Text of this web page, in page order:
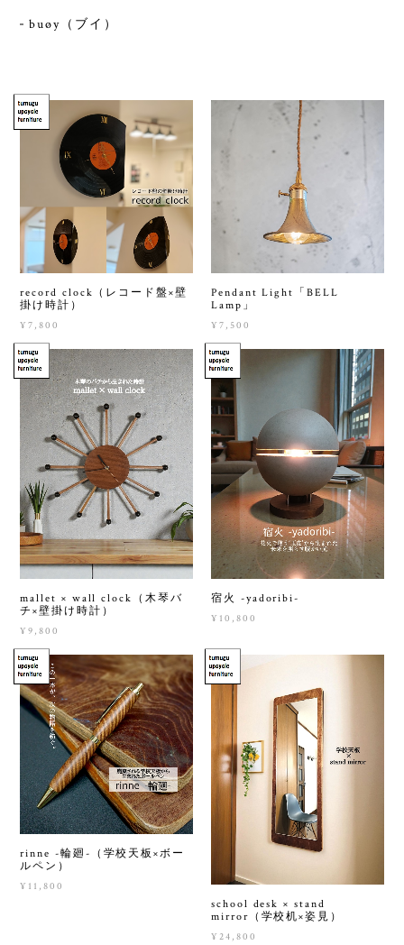
buøy（ブイ）
record clock（レコード盤×壁
掛け時計）
¥7,800
Pendant Light「BELL
Lamp」
¥7,500
mallet × wall clock（木琴バ
チ×壁掛け時計）
¥9,800
宿火 -yadoribi-
¥10,800
rinne -輪廻-（学校天板×ボー
ルペン）
¥11,800
school desk × stand
mirror（学校机×姿見）
¥24,800